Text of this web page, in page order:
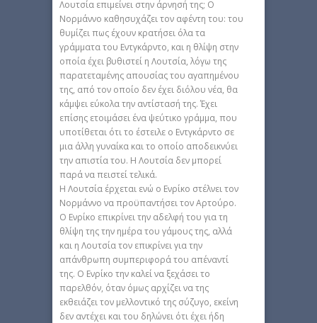
Λουτσία επιμείνει στην άρνησή της; Ο
Νορμάννο καθησυχάζει τον αφέντη του: του
θυμίζει πως έχουν κρατήσει όλα τα
γράμματα του Εντγκάρντο, και η θλίψη στην
οποία έχει βυθιστεί η Λουτσία, λόγω της
παρατεταμένης απουσίας του αγαπημένου
της, από τον οποίο δεν έχει διόλου νέα, θα
κάμψει εύκολα την αντίστασή της. Έχει
επίσης ετοιμάσει ένα ψεύτικο γράμμα, που
υποτίθεται ότι το έστειλε ο Εντγκάρντο σε
μια άλλη γυναίκα και το οποίο αποδεικνύει
την απιστία του. Η Λουτσία δεν μπορεί
παρά να πειστεί τελικά.
Η Λουτσία έρχεται ενώ ο Ενρίκο στέλνει τον
Νορμάννο να προϋπαντήσει τον Αρτούρο.
Ο Ενρίκο επικρίνει την αδελφή του για τη
θλίψη της την ημέρα του γάμους της, αλλά
και η Λουτσία τον επικρίνει για την
απάνθρωπη συμπεριφορά του απέναντί
της. Ο Ενρίκο την καλεί να ξεχάσει το
παρελθόν, όταν όμως αρχίζει να της
εκθειάζει τον μελλοντικό της σύζυγο, εκείνη
δεν αντέχει και του δηλώνει ότι έχει ήδη